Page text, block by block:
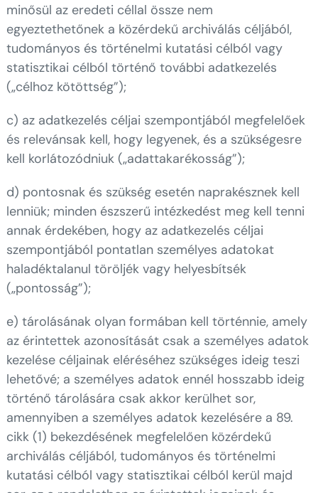
minősül az eredeti céllal össze nem
egyeztethetőnek a közérdekű archiválás céljából,
tudományos és történelmi kutatási célból vagy
statisztikai célból történő további adatkezelés
(„célhoz kötöttség”);
c) az adatkezelés céljai szempontjából megfelelőek
és relevánsak kell, hogy legyenek, és a szükségesre
kell korlátozódniuk („adattakarékosság”);
d) pontosnak és szükség esetén naprakésznek kell
lenniük; minden észszerű intézkedést meg kell tenni
annak érdekében, hogy az adatkezelés céljai
szempontjából pontatlan személyes adatokat
haladéktalanul töröljék vagy helyesbítsék
(„pontosság”);
e) tárolásának olyan formában kell történnie, amely
az érintettek azonosítását csak a személyes adatok
kezelése céljainak eléréséhez szükséges ideig teszi
lehetővé; a személyes adatok ennél hosszabb ideig
történő tárolására csak akkor kerülhet sor,
amennyiben a személyes adatok kezelésére a 89.
cikk (1) bekezdésének megfelelően közérdekű
archiválás céljából, tudományos és történelmi
kutatási célból vagy statisztikai célból kerül majd